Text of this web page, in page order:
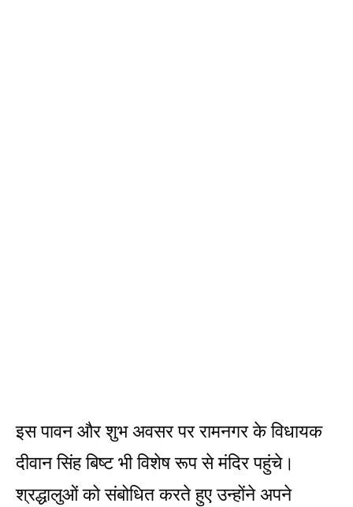
इस पावन और शुभ अवसर पर रामनगर के विधायक
दीवान सिंह बिष्ट भी विशेष रूप से मंदिर पहुंचे।
श्रद्धालुओं को संबोधित करते हुए उन्होंने अपने